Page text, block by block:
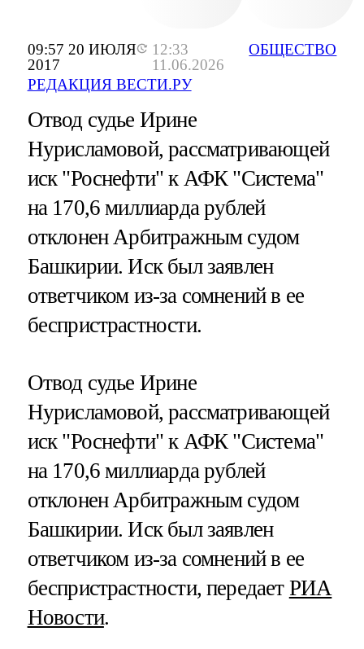
09:57 20 ИЮЛЯ
2017
12:33
11.06.2026
РЕДАКЦИЯ ВЕСТИ.РУ
ОБЩЕСТВО
Отвод судье Ирине
Нурисламовой, рассматривающей
иск "Роснефти" к АФК "Система"
на 170,6 миллиарда рублей
отклонен Арбитражным судом
Башкирии. Иск был заявлен
ответчиком из-за сомнений в ее
беспристрастности.
Отвод судье Ирине
Нурисламовой, рассматривающей
иск "Роснефти" к АФК "Система"
на 170,6 миллиарда рублей
отклонен Арбитражным судом
Башкирии. Иск был заявлен
ответчиком из-за сомнений в ее
беспристрастности, передает РИА
Новости.